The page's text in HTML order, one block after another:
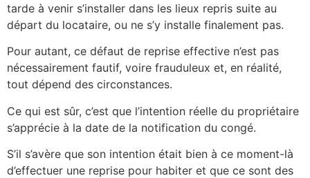
tarde à venir s’installer dans les lieux repris suite au
départ du locataire, ou ne s’y installe finalement pas.
Pour autant, ce défaut de reprise effective n’est pas
nécessairement fautif, voire frauduleux et, en réalité,
tout dépend des circonstances.
Ce qui est sûr, c’est que l’intention réelle du propriétaire
s’apprécie à la date de la notification du congé.
S’il s’avère que son intention était bien à ce moment-là
d’effectuer une reprise pour habiter et que ce sont des